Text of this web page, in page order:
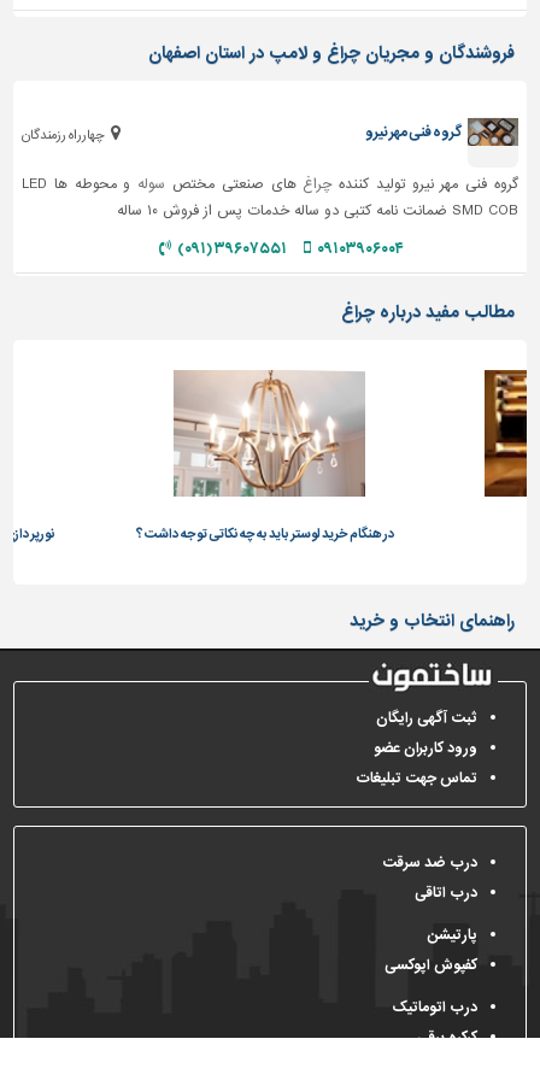
دیوارپوش،
و
سرویس
ابزار،یراق
آلات
برقی،روشنایی،ایمنی
شهرسازی،
ترافیک
سازه
سایر
فروشندگان و مجریان چراغ و لامپ در استان اصفهان
چهارراه رزمندگان گروه فنی مهر نیرو
گروه فنی مهر نیرو تولید کنندهچراغ های صنعتی مختص سوله
و محوطه ها LED
SMD COB ضمانت نامه کتبی دو ساله خدمات پس از فروش ۱۰ ساله
۰۹۱۰۳۹۰۶۰۰۴ ۳۹۶۰۷۵۵۱ (۰۹۱)
مطالب مفید درباره چراغ
در هنگام خرید لوستر باید به چه نکاتی توجه داشت؟
راهنمای انتخاب و خرید
ثبت آگهی رایگان
ورود کاربران عضو
تماس جهت تبلیغات
درب ضد سرقت
درب اتاقی
پارتیشن
کفپوش اپوکسی
درب اتوماتیک
کرکره برقی